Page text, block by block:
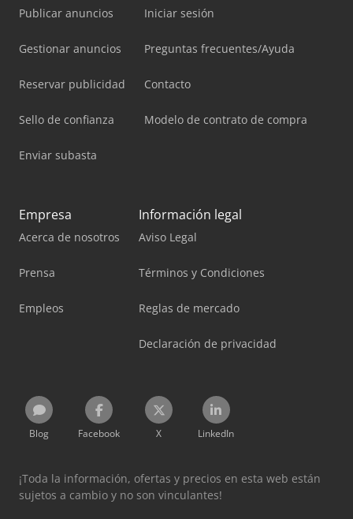
Publicar anuncios
Gestionar anuncios
Reservar publicidad
Sello de confianza
Enviar subasta
Iniciar sesión
Preguntas frecuentes/Ayuda
Contacto
Modelo de contrato de compra
Empresa
Acerca de nosotros
Prensa
Empleos
Información legal
Aviso Legal
Términos y Condiciones
Reglas de mercado
Declaración de privacidad
Blog Facebook X LinkedIn
¡Toda la información, ofertas y precios en esta web están
sujetos a cambio y no son vinculantes!